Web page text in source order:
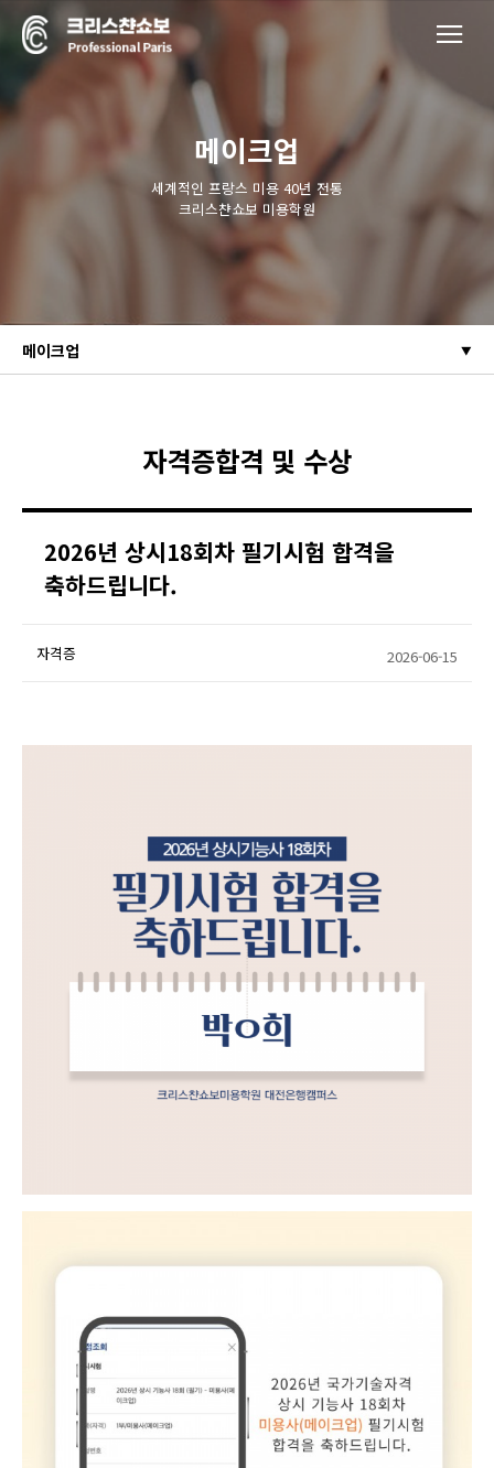
메이크업
세계적인 프랑스 미용 40년 전통
크리스챤쇼보 미용학원
메이크업
자격증합격 및 수상
2026년 상시18회차 필기시험 합격을
축하드립니다.
자격증 2026-06-15